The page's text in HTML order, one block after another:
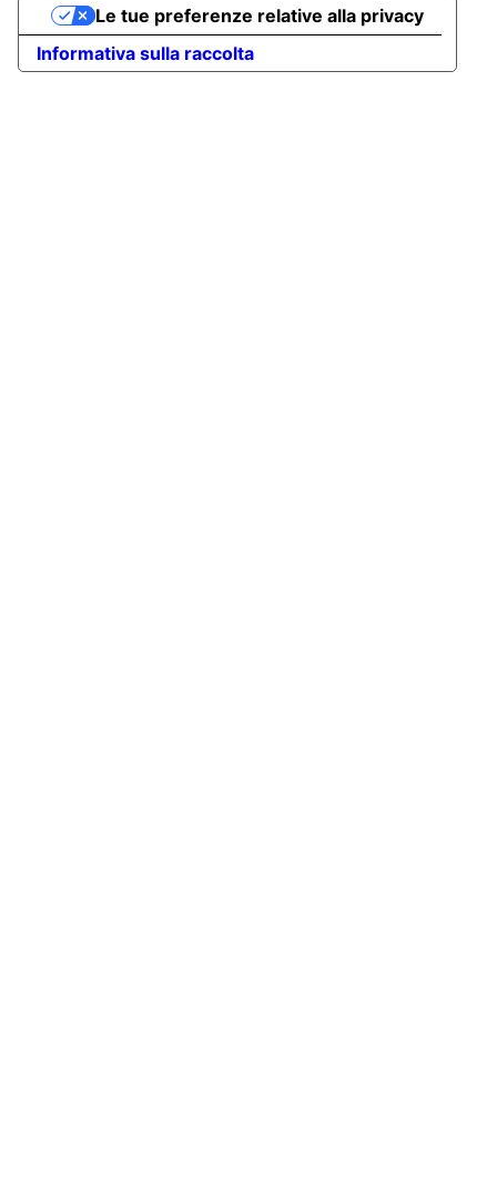
Informativa sulla raccolta
Le tue preferenze relative alla privacy